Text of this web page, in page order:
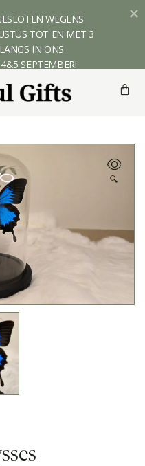
🔍
WEGENS
TOT EN MET 3
IN ONS
SEPTEMBER!